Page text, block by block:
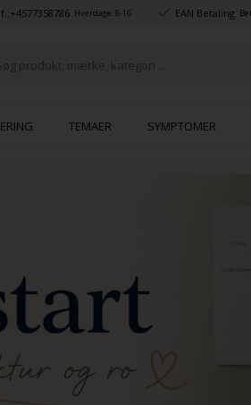
+4577358786 Hverdage: 8-16 EAN Betaling
TEMAER SYMPTOMER